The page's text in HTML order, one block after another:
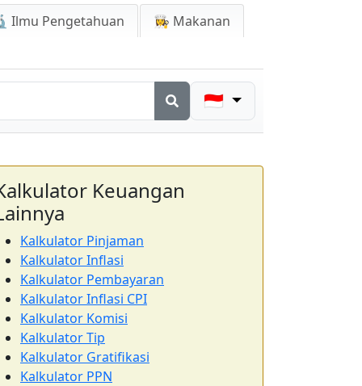
Ilmu Pengetahuan 👩‍🍳 Makanan
🇮🇩
Keuangan
Kalkulator Pinjaman
Kalkulator Inflasi
Kalkulator Pembayaran
Kalkulator Inflasi CPI
Kalkulator Komisi
Kalkulator Tip
Kalkulator Gratifikasi
Kalkulator PPN